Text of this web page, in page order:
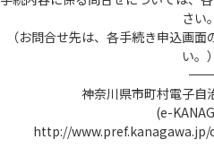
さい。
（お問合せ先は、各手続き申込画
い。）
――――――――――――――――――――――――――――――――――――――――――――――――――
神奈川県市町村電子自
(e-
http://